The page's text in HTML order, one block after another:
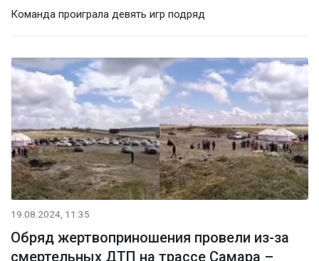
Команда проиграла девять игр подряд
19.08.2024, 11:35
Обряд жертвоприношения провели из-за
смертельных ДТП на трассе Самара –